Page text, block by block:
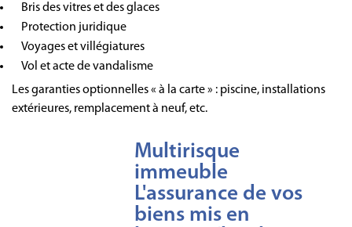
Bris des vitres et des glaces
Protection juridique
Voyages et villégiatures
Vol et acte de vandalisme
Les garanties optionnelles « à la carte » : piscine, installations
extérieures, remplacement à neuf, etc.
Multirisque
immeuble
L'assurance de vos
biens mis en